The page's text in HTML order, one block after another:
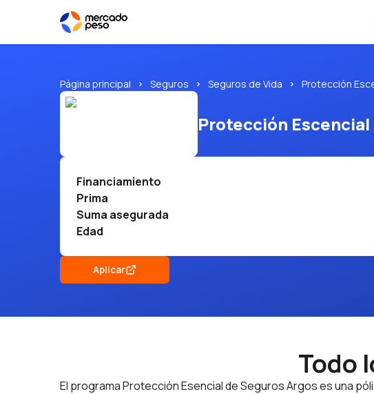
Página principal Seguros Seguros de Vida Protección
Protección Escencial
Financiamiento
Prima
Suma asegurada
Edad
Aplicar
Todo
El programa Protección Esencial de Seguros Argos es una